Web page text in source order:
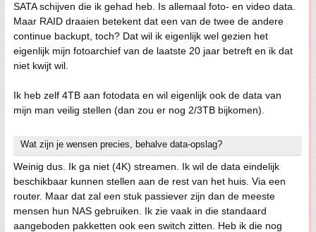
SATA schijven die ik gehad heb. Is allemaal foto- en video data.
Maar RAID draaien betekent dat een van de twee de andere
continue backupt, toch? Dat wil ik eigenlijk wel gezien het
eigenlijk mijn fotoarchief van de laatste 20 jaar betreft en ik dat
niet kwijt wil.
Ik heb zelf 4TB aan fotodata en wil eigenlijk ook de data van
mijn man veilig stellen (dan zou er nog 2/3TB bijkomen).
Wat zijn je wensen precies, behalve data-opslag?
Weinig dus. Ik ga niet (4K) streamen. Ik wil de data eindelijk
beschikbaar kunnen stellen aan de rest van het huis. Via een
router. Maar dat zal een stuk passiever zijn dan de meeste
mensen hun NAS gebruiken. Ik zie vaak in die standaard
aangeboden pakketten ook een switch zitten. Heb ik die nog